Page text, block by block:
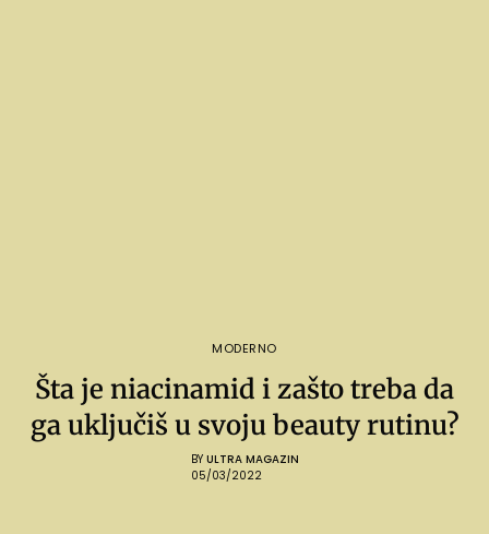
MODERNO
Šta je niacinamid i zašto treba da
ga uključiš u svoju beauty rutinu?
BY ULTRA MAGAZIN
05/03/2022